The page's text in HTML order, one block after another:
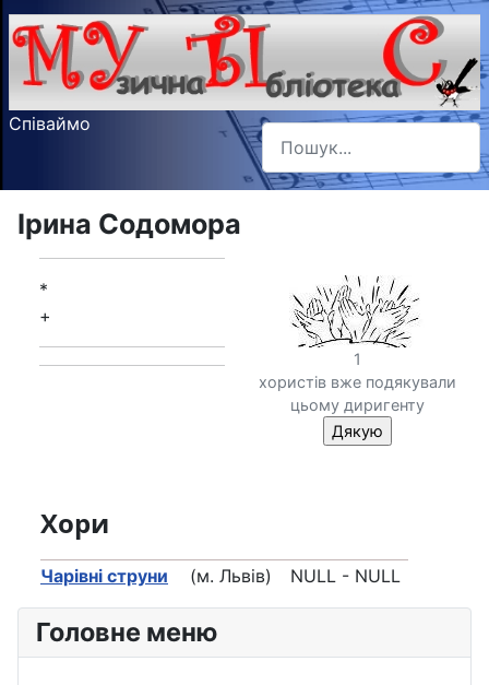
Співаймо Пошук
Type 2 or more characters
Головне меню
Ірина Содомора
1
хористів вже подякували
цьому диригенту
*
+
Хори
Чарівні струни (м. Львів) NULL - NULL